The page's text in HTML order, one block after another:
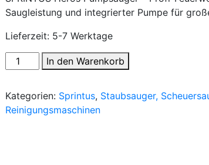
Saugleistung und integrierter Pumpe für
Lieferzeit: 5-7 Werktage
SPRINTUS
Heros
–
Profi
In den Warenkorb
Kategorien: Sprintus, Staubsauger,
Reinigungsmaschinen